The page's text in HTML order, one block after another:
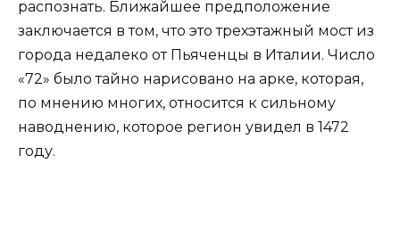
распознать. Ближайшее предположение
заключается в том, что это трехэтажный мост из
города недалеко от Пьяченцы в Италии. Число
«72» было тайно нарисовано на арке, которая,
по мнению многих, относится к сильному
наводнению, которое регион увидел в 1472
году.